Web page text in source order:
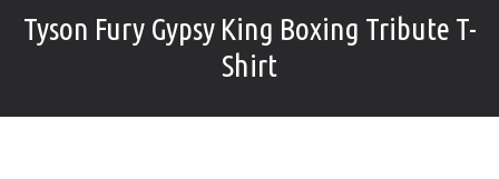
Tyson Fury Gypsy King Boxing Tribute T-
Shirt